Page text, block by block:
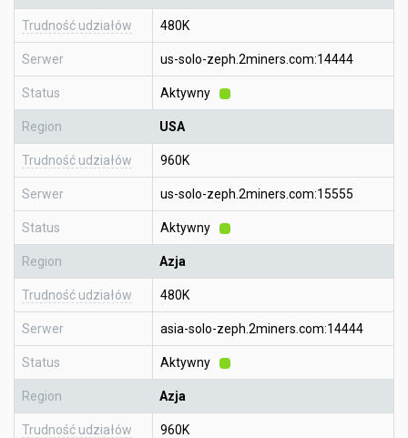
Trudność udziałów 480K
Serwer us-solo-zeph.2miners.com:14444
Status Aktywny
Region USA
Trudność udziałów 960K
Serwer us-solo-zeph.2miners.com:15555
Status Aktywny
Region Azja
Trudność udziałów 480K
Serwer asia-solo-zeph.2miners.com:14444
Status Aktywny
Region Azja
Trudność udziałów 960K